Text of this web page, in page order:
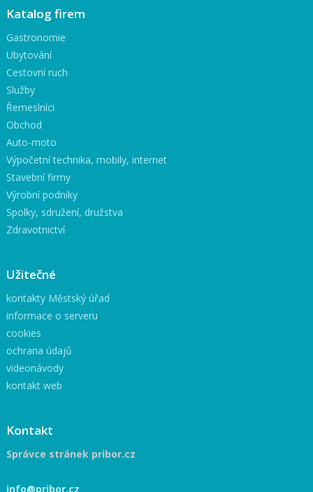
Katalog firem
Gastronomie
Ubytování
Cestovní ruch
Služby
Řemeslníci
Obchod
Auto-moto
Výpočetní technika, mobily, internet
Stavební firmy
Výrobní podniky
Spolky, sdružení, družstva
Zdravotnictví
Užitečné
kontakty Městský úřad
informace o serveru
cookies
ochrana údajů
videonávody
kontakt web
Kontakt
Správce stránek pribor.cz
info@pribor.cz